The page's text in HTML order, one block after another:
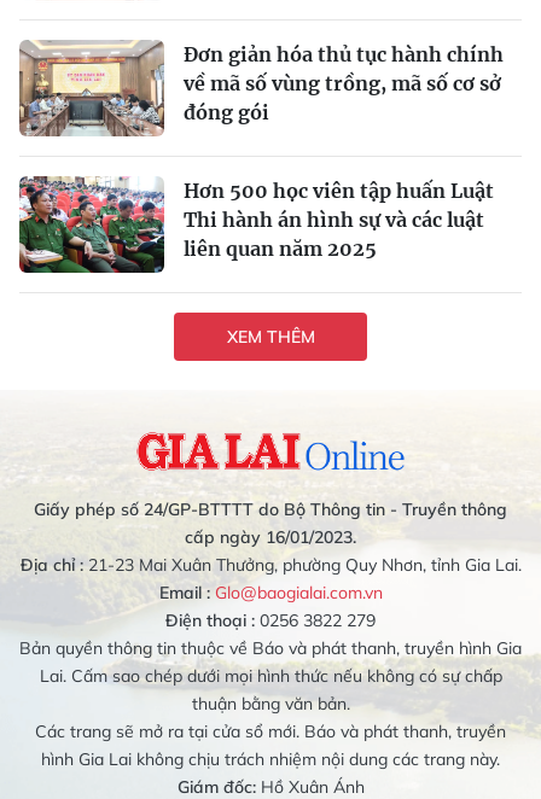
Đơn giản hóa thủ tục hành chính
về mã số vùng trồng, mã số cơ sở
đóng gói
Hơn 500 học viên tập huấn Luật
Thi hành án hình sự và các luật
liên quan năm 2025
XEM THÊM
Giấy phép số 24/GP-BTTTT do Bộ Thông tin - Truyền thông
cấp ngày 16/01/2023.
Địa chỉ :21-23 Mai Xuân Thưởng, phường Quy Nhơn, tỉnh Gia Lai.
Email : Glo@baogialai.com.vn
Điện thoại : 0256 3822 279
Bản quyền thông tin thuộc về Báo và phát thanh, truyền hình Gia
Lai. Cấm sao chép dưới mọi hình thức nếu không có sự chấp
thuận bằng văn bản.
Các trang sẽ mở ra tại cửa sổ mới. Báo và phát thanh, truyền
hình Gia Lai không chịu trách nhiệm nội dung các trang này.
Giám đốc:Hồ Xuân Ánh